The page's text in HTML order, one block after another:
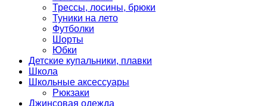
Трессы, лосины, брюки
Туники на лето
Футболки
Шорты
Юбки
Детские купальники, плавки
Школа
Школьные аксессуары
Рюкзаки
Джинсовая одежда